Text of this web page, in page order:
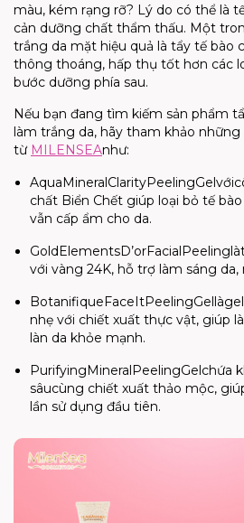
màu, kém rạng rỡ? Lý do có thể là
cản dưỡng chất thẩm thấu. Một
trắng da mặt hiệu quả là tẩy tế bào
thông thoáng, hấp thụ tốt hơn các
bước dưỡng phía sau.
Nếu bạn đang tìm kiếm sản phẩm
làm trắng da, hãy tham khảo những
từ MILENSEAnhư:
AquaMineralClarityPeelingGelvớic
chất Biển Chết giúp loại bỏ tế
vẫn cấp ẩm cho da.
GoldElementsD’orFacialPeelinglà
với vàng 24K, hỗ trợ làm sáng
BotanifiqueFaceItPeelingGellàgel
nhẹ với chiết xuất thực vật, giúp
làn da khỏe mạnh.
PurifyingMineralPeelingGelchứa
sâucùng chiết xuất thảo mộc,
lần sử dụng đầu tiên.